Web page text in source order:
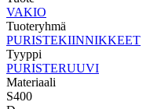
VAKIO
Tuoteryhmä
PURISTEKIINNIKKEET
Tyyppi
PURISTERUUVI
Materiaali
S400